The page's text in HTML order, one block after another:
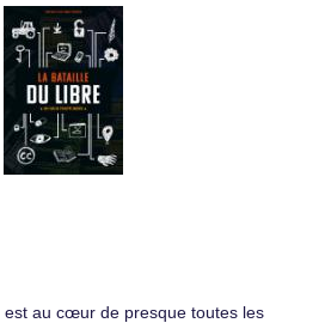
est au cœur de presque toutes les